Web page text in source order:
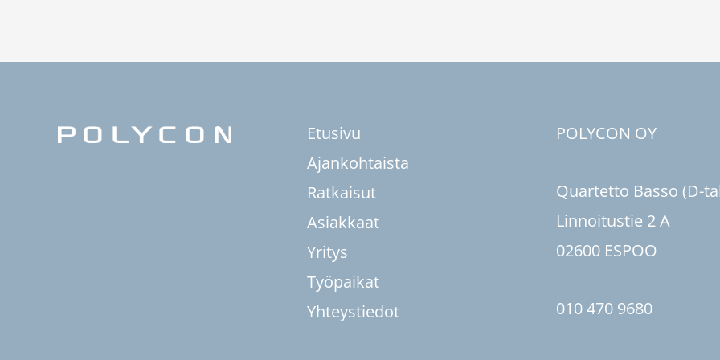
Etusivu
Ajankohtaista
Ratkaisut
Asiakkaat
Yritys
Työpaikat
Yhteystiedot
POLYCON OY
Quartetto Basso (D-
Linnoitustie 2 A
02600 ESPOO
010 470 9680